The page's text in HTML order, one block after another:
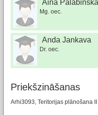
Aina Palabinska
Mg. oec.
Anda Jankava
Dr. oec.
Priekšzināšanas
Arhi3093, Teritorijas plānošana II